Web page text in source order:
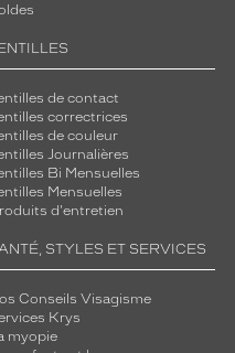
de contact
correctrices
de couleur
Journalières
Bi Mensuelles
Mensuelles
d'entretien
STYLES ET SERVICES
Conseils Visagisme
Krys
myopie